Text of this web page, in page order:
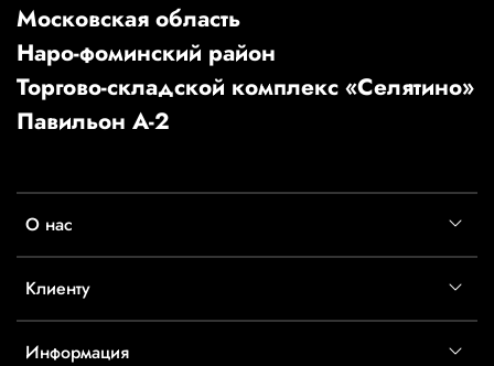
О нас
Клиенту
Информация
Московская область
Наро-фоминский район
Торгово-складской комплекс «Селятино»
Павильон А-2